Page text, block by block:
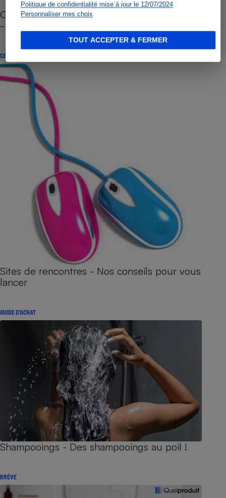
Politique de confidentialité mise à jour le 12/07/2024
Personnaliser mes choix
TOUT ACCEPTER & FERMER
Cafetière à capsules zéro déchet CoffeeB (vidéo)
- Premières impressions
CONSEILS
Sites de rencontres - Nos conseils pour vous
lancer
GUIDE D'ACHAT
Shampooings - Des shampooings au poil !
BRÈVE